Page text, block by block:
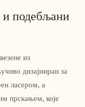
подебљани
из
дизајниран за
ласером, а
прскањем, које